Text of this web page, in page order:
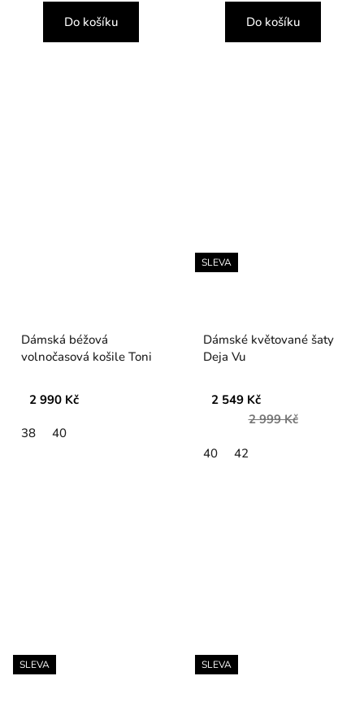
Do košíku
Do košíku
Dámská béžová
volnočasová košile Toni
2 990 Kč
38 40
SLEVA
Dámské květované šaty
Deja Vu
2 549 Kč
2 999 Kč
40 42
SLEVA SLEVA